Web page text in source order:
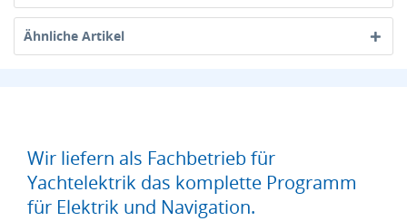
Ähnliche Artikel
Wir liefern als Fachbetrieb für
Yachtelektrik das komplette Programm
für Elektrik und Navigation.